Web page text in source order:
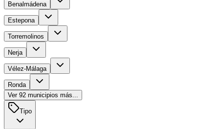
Benalmádena
Estepona
Torremolinos
Nerja
Vélez-Málaga
Ronda
Ver 92 municipios más...
Tipo